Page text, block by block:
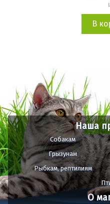
В
Наша
Собакам
Грызунам
Рыбкам, рептилиям
О